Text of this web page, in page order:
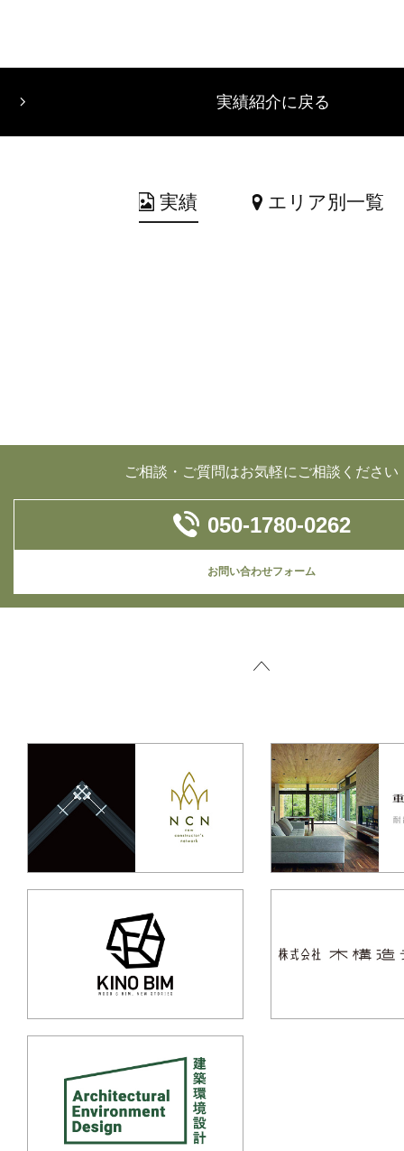
実績紹介に戻る
実績 エリア別一覧
ご相談・ご質問はお気軽にご相談ください
050-1780-0262
お問い合わせフォーム